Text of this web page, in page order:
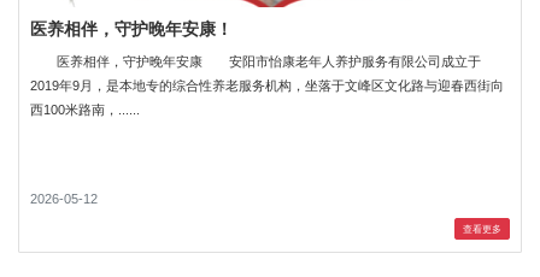
医养相伴，守护晚年安康！
医养相伴，守护晚年安康 安阳市怡康老年人养护服务有限公司成立于
2019年9月，是本地专的综合性养老服务机构，坐落于文峰区文化路与迎春西街向
西100米路南，......
2026-05-12
查看更多